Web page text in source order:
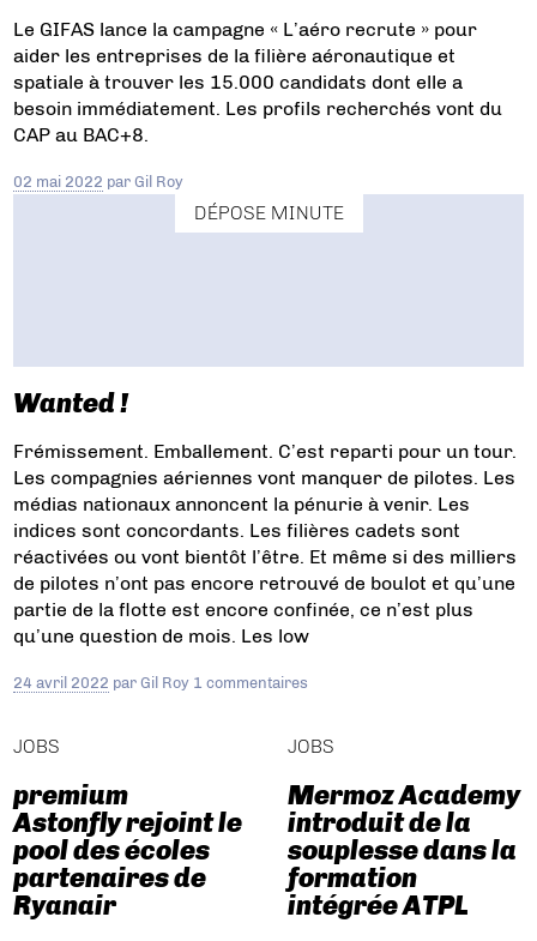
Le GIFAS lance la campagne « L’aéro recrute » pour
aider les entreprises de la filière aéronautique et
spatiale à trouver les 15.000 candidats dont elle a
besoin immédiatement. Les profils recherchés vont du
CAP au BAC+8.
02 mai 2022 parGil Roy
DÉPOSE MINUTE
Wanted !
Frémissement. Emballement. C’est reparti pour un tour.
Les compagnies aériennes vont manquer de pilotes. Les
médias nationaux annoncent la pénurie à venir. Les
indices sont concordants. Les filières cadets sont
réactivées ou vont bientôt l’être. Et même si des milliers
de pilotes n’ont pas encore retrouvé de boulot et qu’une
partie de la flotte est encore confinée, ce n’est plus
qu’une question de mois. Les low
24 avril 2022 parGil Roy 1 commentaires
JOBS
premium
Astonfly rejoint le
pool des écoles
partenaires de
Ryanair
JOBS
Mermoz Academy
introduit de la
souplesse dans la
formation
intégrée ATPL